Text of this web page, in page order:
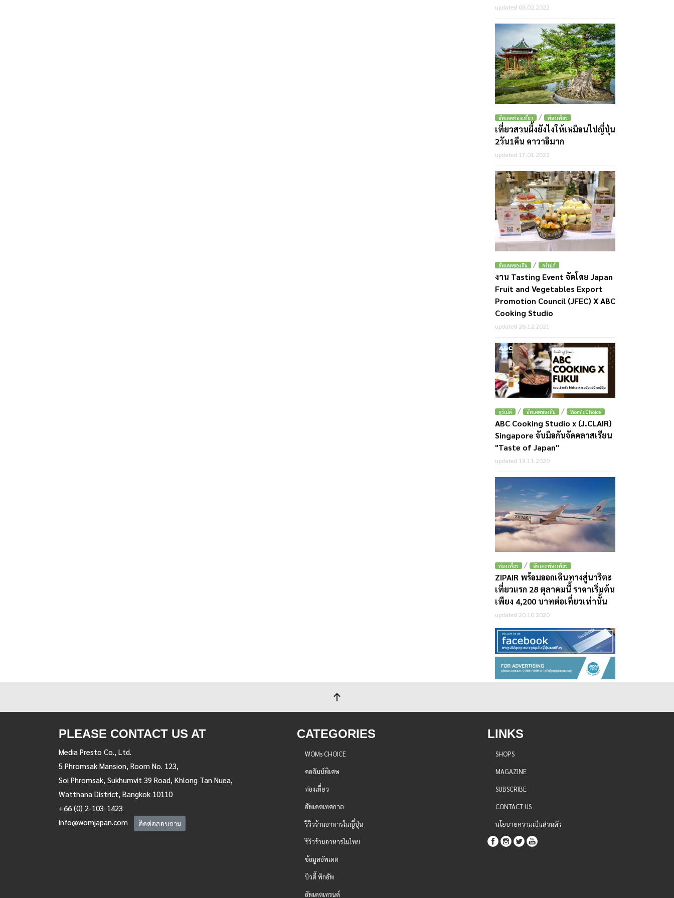
updated 08.02.2022
อัพเดตท่องเที่ยว / ท่องเที่ยว
เที่ยวสวนผึ้งยังไงให้เหมือนไปญี่ปุ่น
2วัน1คืน คาวาอิมาก
updated 17.01.2022
อัพเดตของกิน / กูร์เม่ต์
งาน Tasting Event จัดโดย Japan
Fruit and Vegetables Export
Promotion Council (JFEC) X ABC
Cooking Studio
updated 28.12.2021
กูร์เม่ต์ / อัพเดตของกิน / Wom's Choice
ABC Cooking Studio x (J.CLAIR)
Singapore จับมือกันจัดคลาสเรียน
"Taste of Japan"
updated 19.11.2020
ท่องเที่ยว / อัพเดตท่องเที่ยว
ZIPAIR พร้อมออกเดินทางสู่นาริตะ
เที่ยวแรก 28 ตุลาคมนี้ ราคาเริ่มต้น
เพียง 4,200 บาทต่อเที่ยวเท่านั้น
updated 20.10.2020
PLEASE CONTACT US AT
Media Presto Co., Ltd.
5 Phromsak Mansion, Room No. 123,
Soi Phromsak, Sukhumvit 39 Road, Khlong Tan Nuea,
Watthana District, Bangkok 10110
+66 (0) 2-103-1423
info@womjapan.com
ติดต่อสอบถาม
CATEGORIES
WOMs CHOICE
คอลัมน์พิเศษ
ท่องเที่ยว
อัพเดตเทศกาล
รีวิวร้านอาหารในญี่ปุ่น
รีวิวร้านอาหารในไทย
ข้อมูลอัพเดต
บิวตี้ พิกอัพ
อัพเดตเทรนด์
LINKS
SHOPS
MAGAZINE
SUBSCRIBE
CONTACT US
นโยบายความเป็นส่วนตัว